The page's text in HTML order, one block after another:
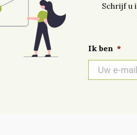
Schrijf u
Ik ben *
mail
*